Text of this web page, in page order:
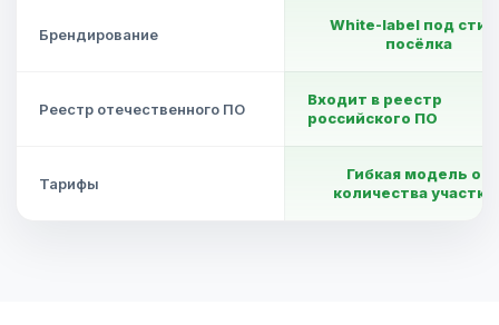
Брендирование
White-label под
посёлка
Реестр отечественного ПО
Входит в реестр
российского ПО
Тарифы
Гибкая модель от
количества